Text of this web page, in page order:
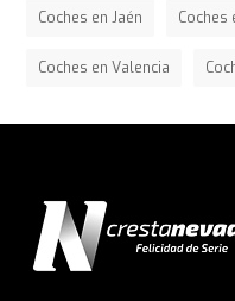
Coches en Jaén Coches
Coches en Valencia